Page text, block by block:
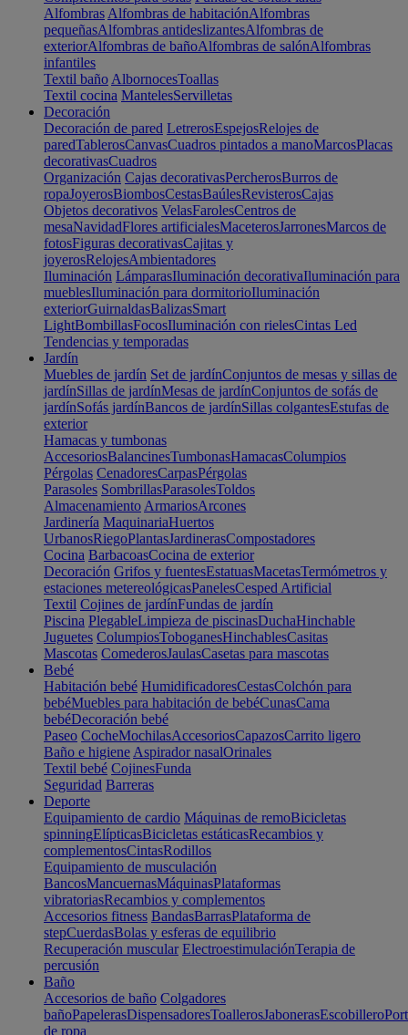
Alfombras Alfombras de habitaciónAlfombras
pequeñasAlfombras antideslizantesAlfombras de
exteriorAlfombras de bañoAlfombras de salónAlfombras
infantiles
Textil baño AlbornocesToallas
Textil cocina MantelesServilletas
Decoración
Decoración de pared LetrerosEspejosRelojes de
paredTablerosCanvasCuadros pintados a manoMarcosPlacas
decorativasCuadros
Organización Cajas decorativasPercherosBurros de
ropaJoyerosBiombosCestasBaúlesRevisterosCajas
Objetos decorativos VelasFarolesCentros de
mesaNavidadFlores artificialesMaceterosJarronesMarcos de
fotosFiguras decorativasCajitas y
joyerosRelojesAmbientadores
Iluminación LámparasIluminación decorativaIluminación para
mueblesIluminación para dormitorioIluminación
exteriorGuirnaldasBalizasSmart
LightBombillasFocosIluminación con rielesCintas Led
Tendencias y temporadas
Jardín
Muebles de jardín Set de jardínConjuntos de mesas y sillas de
jardínSillas de jardínMesas de jardínConjuntos de sofás de
jardínSofás jardínBancos de jardínSillas colgantesEstufas de
exterior
Hamacas y tumbonas
AccesoriosBalancinesTumbonasHamacasColumpios
Pérgolas CenadoresCarpasPérgolas
Parasoles SombrillasParasolesToldos
Almacenamiento ArmariosArcones
Jardinería MaquinariaHuertos
UrbanosRiegoPlantasJardinerasCompostadores
Cocina BarbacoasCocina de exterior
Decoración Grifos y fuentesEstatuasMacetasTermómetros y
estaciones metereológicasPanelesCesped Artificial
Textil Cojines de jardínFundas de jardín
Piscina PlegableLimpieza de piscinasDuchaHinchable
Juguetes ColumpiosToboganesHinchablesCasitas
Mascotas ComederosJaulasCasetas para mascotas
Bebé
Habitación bebé HumidificadoresCestasColchón para
bebéMuebles para habitación de bebéCunasCama
bebéDecoración bebé
Paseo CocheMochilasAccesoriosCapazosCarrito ligero
Baño e higiene Aspirador nasalOrinales
Textil bebé CojinesFunda
Seguridad Barreras
Deporte
Equipamiento de cardio Máquinas de remoBicicletas
spinningElípticasBicicletas estáticasRecambios y
complementosCintasRodillos
Equipamiento de musculación
BancosMancuernasMáquinasPlataformas
vibratoriasRecambios y complementos
Accesorios fitness BandasBarrasPlataforma de
stepCuerdasBolas y esferas de equilibrio
Recuperación muscular ElectroestimulaciónTerapia de
percusión
Baño
Accesorios de baño Colgadores
bañoPapelerasDispensadoresToallerosJabonerasEscobillero
de ropa